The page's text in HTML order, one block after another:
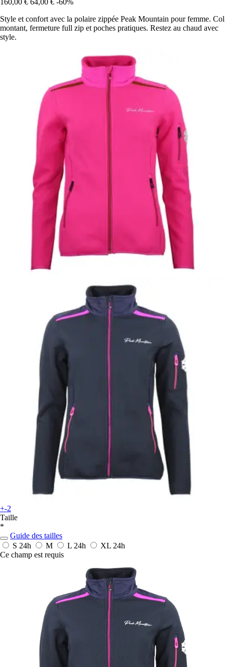
160,00 € 64,00 € -60%
Style et confort avec la polaire zippée Peak Mountain pour femme. Col
montant, fermeture full zip et poches pratiques. Restez au chaud avec
style.
+-2
Taille
*
Guide des tailles
S 24h M L 24h XL 24h
Ce champ est requis